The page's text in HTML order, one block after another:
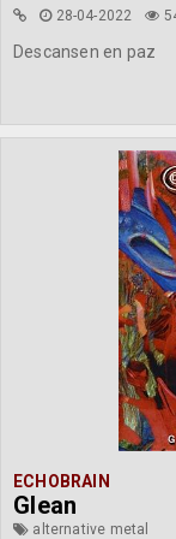
28-04-2022
Descansen en paz
ECHOBRAIN
Glean
alternative metal